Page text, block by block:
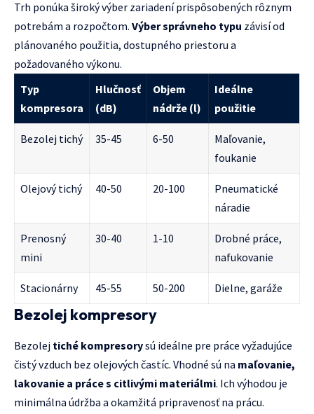
Trh ponúka široký výber zariadení prispôsobených rôznym
potrebám a rozpočtom. Výber správneho typu závisí od
plánovaného použitia, dostupného priestoru a
požadovaného výkonu.
Typ
kompresora
Hlučnosť
(dB)
Objem
nádrže (l)
Ideálne
použitie
Bezolej tichý 35-45 6-50
Maľovanie,
foukanie
Olejový tichý 40-50 20-100
Pneumatické
náradie
Prenosný
mini
30-40 1-10
Drobné práce,
nafukovanie
Stacionárny 45-55 50-200 Dielne, garáže
Bezolej kompresory
Bezolej tiché kompresorysú ideálne pre práce vyžadujúce
čistý vzduch bez olejových častíc. Vhodné sú na maľovanie,
lakovanie a práce s citlivými materiálmi. Ich výhodou je
minimálna údržba a okamžitá pripravenosť na prácu.